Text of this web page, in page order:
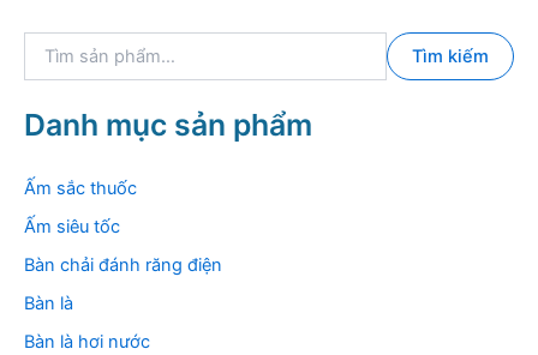
k
i
m
Tìm kiếm
Danh mục sản phẩm
Ấm sắc thuốc
Ấm siêu tốc
Bàn chải đánh răng điện
Bàn là
Bàn là hơi nước